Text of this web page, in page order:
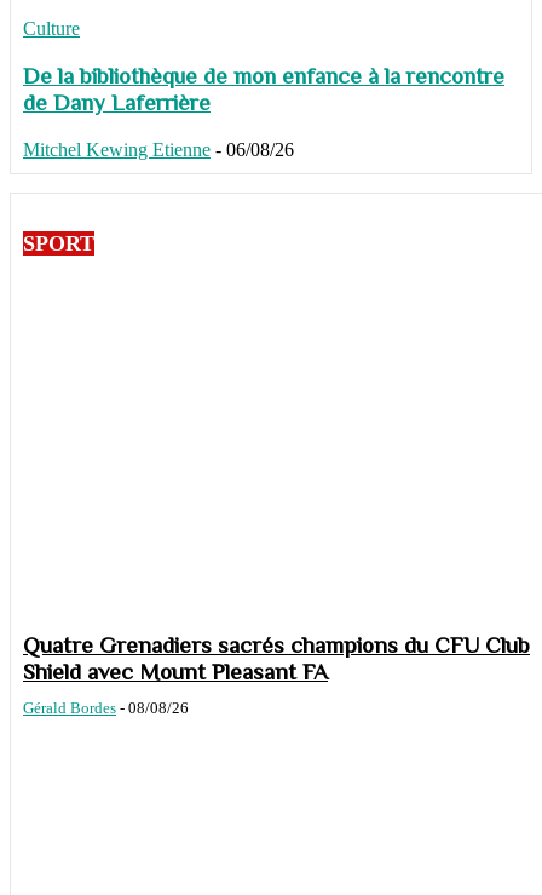
Culture
De la bibliothèque de mon enfance à la rencontre
de Dany Laferrière
Mitchel Kewing Etienne - 06/08/26
SPORT
Quatre Grenadiers sacrés champions du CFU Club
Shield avec Mount Pleasant FA
Gérald Bordes - 08/08/26